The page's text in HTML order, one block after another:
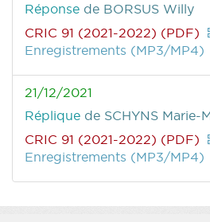
Réponse de BORSUS Willy
CRIC 91 (2021-2022) (PDF)
Enregistrements (MP3/MP4)
21/12/2021
Réplique de SCHYNS Marie-
CRIC 91 (2021-2022) (PDF)
Enregistrements (MP3/MP4)